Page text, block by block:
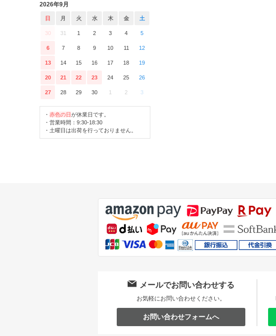
2026年9月
日 月 火 水 木 金 土
30 31 1 2 3 4 5
6 7 8 9 10 11 12
13 14 15 16 17 18 19
20 21 22 23 24 25 26
27 28 29 30 1 2 3
・ 赤色の日が休業日です。
・営業時間：9:30-18:30
・土曜日は出荷を行っておりません。
メールでお問い合わせする
お気軽にお問い合わせください。
お問い合わせフォームへ